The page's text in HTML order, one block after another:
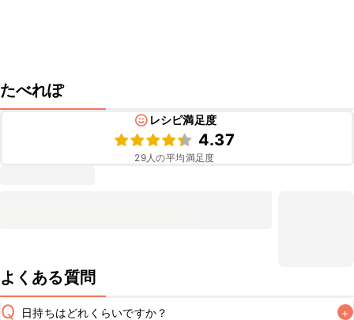
たべれぽ
レシピ満足度
4.37
29人の平均満足度
よくある質問
Q 日持ちはどれくらいですか？ +